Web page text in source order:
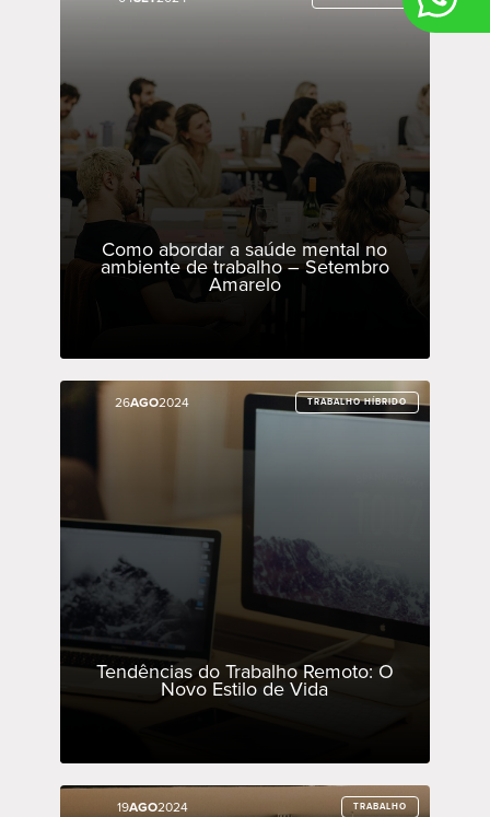
Como abordar a saúde mental no
ambiente de trabalho – Setembro
Amarelo
26AGO2024 TRABALHO HÍBRIDO
Tendências do Trabalho Remoto: O
Novo Estilo de Vida
26AGO2024 TRABALHO HÍBRIDO
19AGO2024 TRABALHO
19AGO2024 TRABALHO